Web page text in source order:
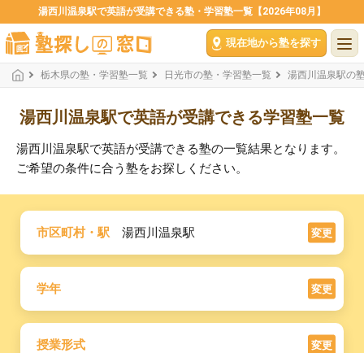
湯西川温泉駅で英語が受講できる塾・学習塾一覧【2026年08月】
現在地から塾を探す
栃木県の塾・学習塾一覧 日光市の塾・学習塾一覧 湯西川温泉駅の
湯西川温泉駅で英語が受講できる学習塾一覧
湯西川温泉駅で英語が受講できる塾の一覧結果となります。
ご希望の条件に合う塾をお探しください。
市区町村・駅 湯西川温泉駅 変更
学年 変更
授業形式 変更